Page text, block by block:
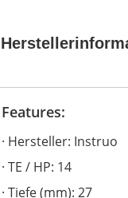
Features:
Hersteller: Instruo
TE / HP: 14
Tiefe (mm): 27